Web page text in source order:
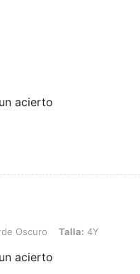
acierto
Talla: 4Y
Oscuro Talla: 4Y
acierto